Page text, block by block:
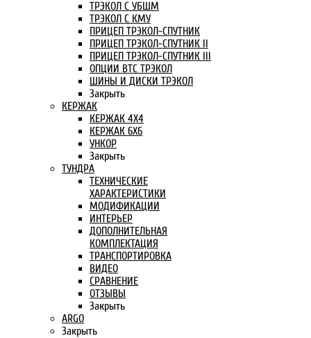
ТРЭКОЛ С УБШМ
ТРЭКОЛ С КМУ
ПРИЦЕП ТРЭКОЛ-СПУТНИК
ПРИЦЕП ТРЭКОЛ-СПУТНИК II
ПРИЦЕП ТРЭКОЛ-СПУТНИК III
ОПЦИИ ВТС ТРЭКОЛ
ШИНЫ И ДИСКИ ТРЭКОЛ
Закрыть
КЕРЖАК
КЕРЖАК 4Х4
КЕРЖАК 6Х6
УНКОР
Закрыть
ТУНДРА
ТЕХНИЧЕСКИЕ
ХАРАКТЕРИСТИКИ
МОДИФИКАЦИИ
ИНТЕРЬЕР
ДОПОЛНИТЕЛЬНАЯ
КОМПЛЕКТАЦИЯ
ТРАНСПОРТИРОВКА
ВИДЕО
СРАВНЕНИЕ
ОТЗЫВЫ
Закрыть
ARGO
Закрыть